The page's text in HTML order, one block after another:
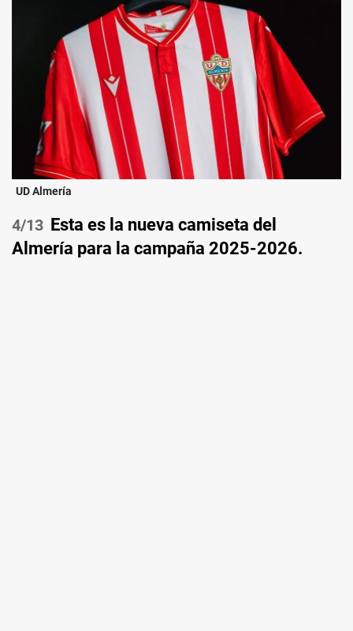
UD Almería
/13 Esta es la nueva camiseta del
Almería para la campaña 2025-2026.